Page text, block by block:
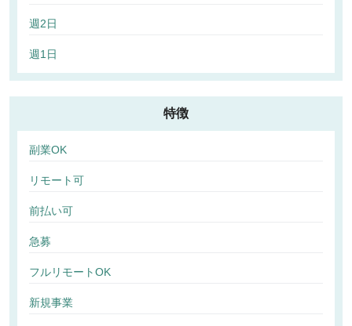
週2日
週1日
特徴
副業OK
リモート可
前払い可
急募
フルリモートOK
新規事業